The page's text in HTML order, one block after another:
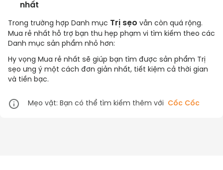
nhất
Trong trường hợp Danh mục Trị sẹo vẫn còn quá rộng.
Mua rẻ nhất hỗ trợ bạn thu hẹp phạm vi tìm kiếm theo các
Danh mục sản phẩm nhỏ hơn:
Hy vọng Mua rẻ nhất sẽ giúp bạn tìm được sản phẩm Trị
sẹo ưng ý một cách đơn giản nhất, tiết kiệm cả thời gian
và tiền bạc.
Mẹo vặt: Bạn có thể tìm kiếm thêm với Cốc Cốc